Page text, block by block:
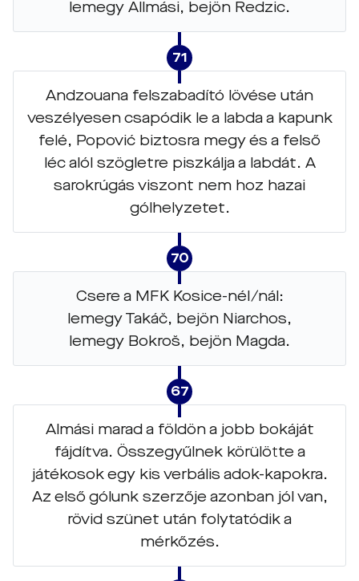
lemegy Allmási, bejön Redzic.
71
Andzouana felszabadító lövése után
veszélyesen csapódik le a labda a kapunk
felé, Popović biztosra megy és a felső
léc alól szögletre piszkálja a labdát. A
sarokrúgás viszont nem hoz hazai
gólhelyzetet.
70
Csere a MFK Kosice-nél/nál:
lemegy Takáč, bejön Niarchos,
lemegy Bokroš, bejön Magda.
67
Almási marad a földön a jobb bokáját
fájdítva. Összegyűlnek körülötte a
játékosok egy kis verbális adok-kapokra.
Az első gólunk szerzője azonban jól van,
rövid szünet után folytatódik a
mérkőzés.